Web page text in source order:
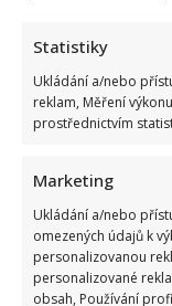
Statistiky
Ukládání a/nebo
reklam, Měření
prostřednictvím
Marketing
Ukládání a/nebo
omezených údajů k
personalizovanou
personalizované
obsah, Používání